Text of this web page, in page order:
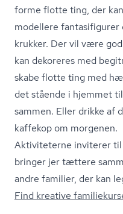
forme flotte ting, der
modellere fantasifigurer
krukker. Der vil være
kan dekoreres med
skabe flotte ting med
det stående i hjemmet
sammen. Eller drikke af
kaffekop om morgenen.
Aktiviteterne inviterer
bringer jer tættere
andre familier, der kan
Find kreative